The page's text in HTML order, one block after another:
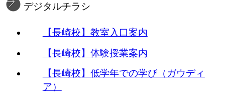
デジタルチラシ
【長崎校】教室入口案内
【長崎校】体験授業案内
【長崎校】低学年での学び（ガウディ
ア）